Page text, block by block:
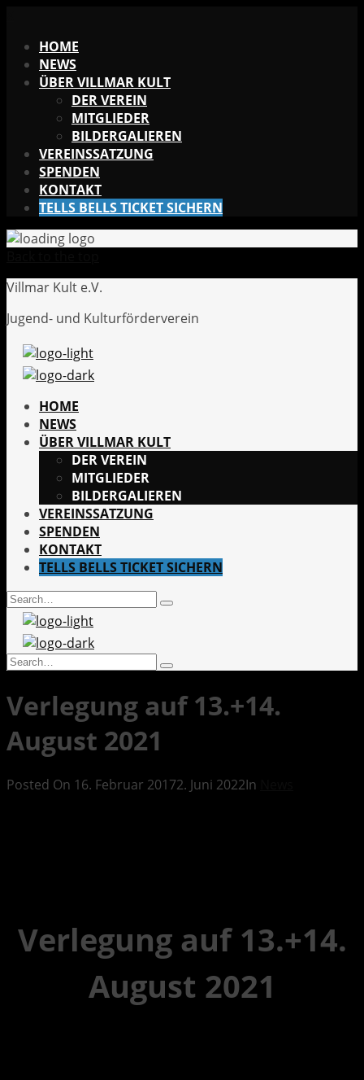
HOME
NEWS
ÜBER VILLMAR KULT
DER VEREIN
MITGLIEDER
BILDERGALIEREN
VEREINSSATZUNG
SPENDEN
KONTAKT
TELLS BELLS TICKET SICHERN
Villmar Kult e.V.
Jugend- und Kulturförderverein
HOME
NEWS
ÜBER VILLMAR KULT
DER VEREIN
MITGLIEDER
BILDERGALIEREN
VEREINSSATZUNG
SPENDEN
KONTAKT
TELLS BELLS TICKET SICHERN
Search
for:
Type
Search
Type
enter
Verlegung auf 13.+14.
August 2021
Posted On 16. Februar 20172. Juni 2022In
Verlegung auf 13.+14.
August 2021